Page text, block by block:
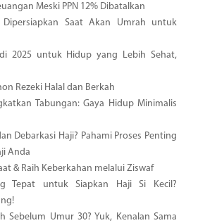
Meski PPN 12% Dibatalkan
Saat Akan Umrah untuk
2025 untuk Hidup yang Lebih Sehat,
Rezeki Halal dan Berkah
Tabungan: Gaya Hidup Minimalis
Debarkasi Haji? Pahami Proses Penting
Anda
& Raih Keberkahan melalui Ziswaf
Tepat untuk Siapkan Haji Si Kecil?
Sebelum Umur 30? Yuk, Kenalan Sama